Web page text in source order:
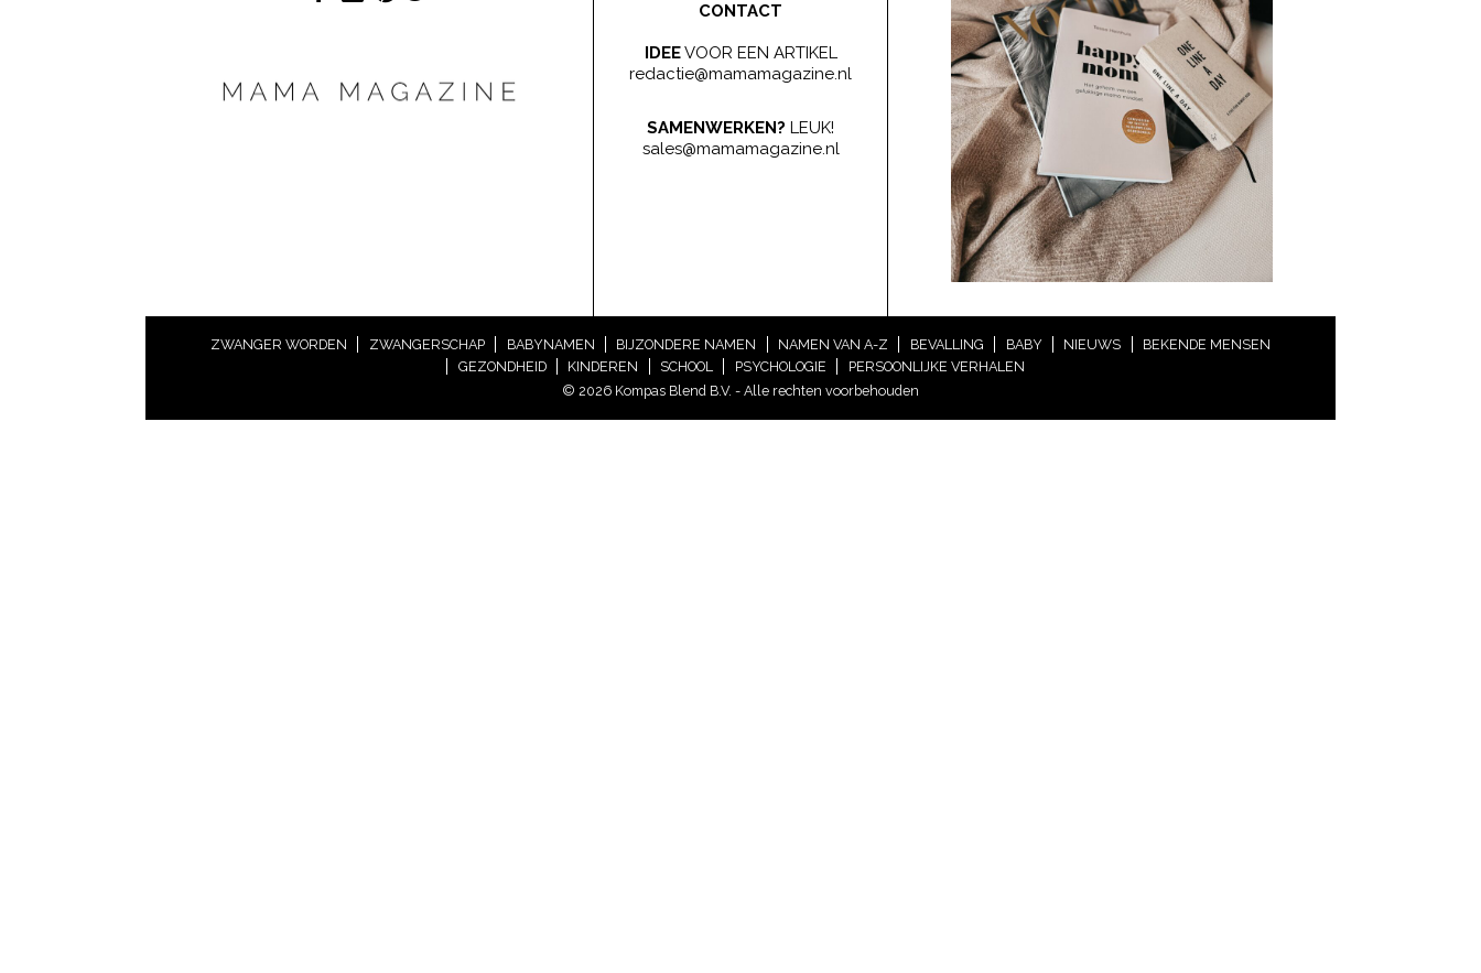
CONTACT
IDEEVOOR EEN ARTIKEL
redactie@mamamagazine.nl
SAMENWERKEN? LEUK!
sales@mamamagazine.nl
ZWANGER WORDEN ZWANGERSCHAP BABYNAMEN BIJZONDERE NAMEN NAMEN VAN A-Z BEVALLING BABY NIEUWS
BEKENDE MENSEN
GEZONDHEID
KINDEREN SCHOOL PSYCHOLOGIE
PERSOONLIJKE VERHALEN
© 2026 Kompas Blend B.V. - Alle rechten voorbehouden